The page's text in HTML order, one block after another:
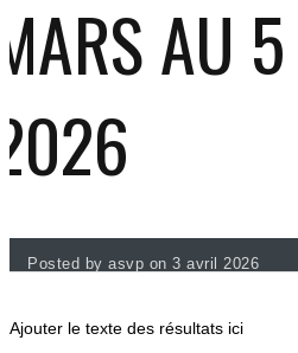
AU
Posted by asvp on 3 avril 2026
Ajouter le texte des résultats ici